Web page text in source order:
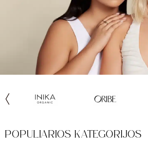
POPULIARIOS KATEGORIJOS